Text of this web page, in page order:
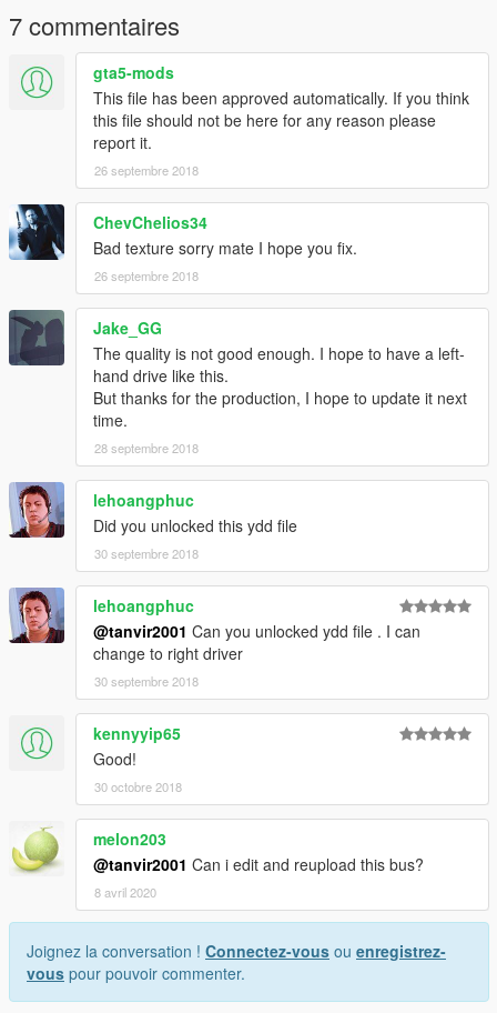
7 commentaires
gta5-mods
This file has been approved automatically. If you think
this file should not be here for any reason please
report it.
26 septembre 2018
ChevChelios34
Bad texture sorry mate I hope you fix.
26 septembre 2018
Jake_GG
The quality is not good enough. I hope to have a left-
hand drive like this.
But thanks for the production, I hope to update it next
time.
28 septembre 2018
lehoangphuc
Did you unlocked this ydd file
30 septembre 2018
lehoangphuc
@tanvir2001 Can you unlocked ydd file . I can
change to right driver
30 septembre 2018
kennyyip65
Good!
30 octobre 2018
melon203
@tanvir2001 Can i edit and reupload this bus?
8 avril 2020
Joignez la conversation ! Connectez-vous ou enregistrez-
vous pour pouvoir commenter.